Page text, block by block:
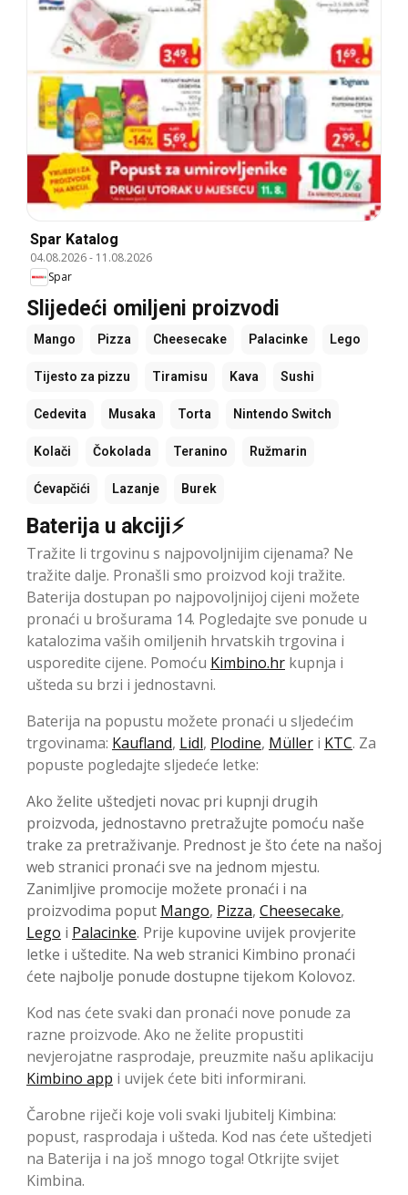
Spar Katalog
04.08.2026- 11.08.2026
Spar
Slijedeći omiljeni proizvodi
Mango Pizza Cheesecake Palacinke Lego
Tijesto za pizzu Tiramisu Kava Sushi
Cedevita Musaka Torta Nintendo Switch
Kolači Čokolada Teranino Ružmarin
Ćevapčići Lazanje Burek
Baterija u akciji⚡
Tražite li trgovinu s najpovoljnijim cijenama? Ne
tražite dalje. Pronašli smo proizvod koji tražite.
Baterija dostupan po najpovoljnijoj cijeni možete
pronaći u brošurama 14. Pogledajte sve ponude u
katalozima vaših omiljenih hrvatskih trgovina i
usporedite cijene. Pomoću Kimbino.hr kupnja i
ušteda su brzi i jednostavni.
Baterija na popustu možete pronaći u sljedećim
trgovinama: Kaufland, Lidl, Plodine, Müller i KTC. Za
popuste pogledajte sljedeće letke:
Ako želite uštedjeti novac pri kupnji drugih
proizvoda, jednostavno pretražujte pomoću naše
trake za pretraživanje. Prednost je što ćete na našoj
web stranici pronaći sve na jednom mjestu.
Zanimljive promocije možete pronaći i na
proizvodima poput Mango, Pizza, Cheesecake,
Lego i Palacinke. Prije kupovine uvijek provjerite
letke i uštedite. Na web stranici Kimbino pronaći
ćete najbolje ponude dostupne tijekom Kolovoz.
Kod nas ćete svaki dan pronaći nove ponude za
razne proizvode. Ako ne želite propustiti
nevjerojatne rasprodaje, preuzmite našu aplikaciju
Kimbino app i uvijek ćete biti informirani.
Čarobne riječi koje voli svaki ljubitelj Kimbina:
popust, rasprodaja i ušteda. Kod nas ćete uštedjeti
na Baterija i na još mnogo toga! Otkrijte svijet
Kimbina.